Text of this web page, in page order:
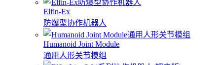
Elfin-Ex
防爆型协作机器人
Humanoid Joint Module
通用人形关节模组